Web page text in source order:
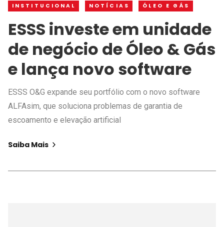
INSTITUCIONAL NOTÍCIAS ÓLEO E GÁS
ESSS investe em unidade
de negócio de Óleo & Gás
e lança novo software
ESSS O&G expande seu portfólio com o novo software
ALFAsim, que soluciona problemas de garantia de
escoamento e elevação artificial
Saiba Mais